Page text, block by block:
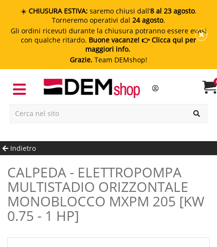
☀️ CHIUSURA ESTIVA: saremo chiusi dall’8 al 23 agosto.
Torneremo operativi dal 24 agosto.
Gli ordini ricevuti durante la chiusura potranno essere evasi
con qualche ritardo. Buone vacanze! 👉 Clicca qui per
maggiori info.
Grazie. Team DEMshop!
Indietro
CALPEDA - ELETTROPOMPA
MULTISTADIO ORIZZONTALE
MONOBLOCCO MXPM 205 [kW
0.75 - 1 HP]